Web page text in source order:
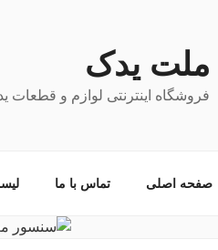
ملت یدک
فروشگاه اینترنتی لوازم و قطعات
صفحه اصلی تماس با ما